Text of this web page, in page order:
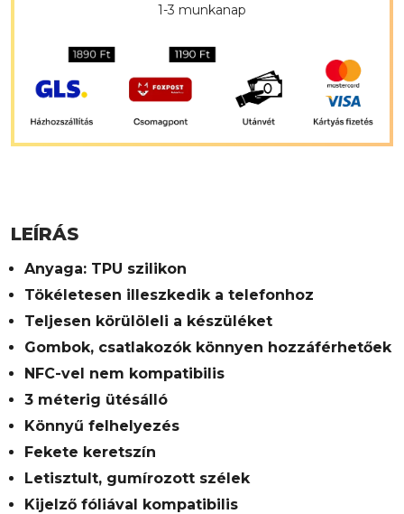
1-3 munkanap
LEÍRÁS
Anyaga: TPU szilikon
Tökéletesen illeszkedik a telefonhoz
Teljesen körülöleli a készüléket
Gombok, csatlakozók könnyen hozzáférhetőek
NFC-vel nem kompatibilis
3 méterig ütésálló
Könnyű felhelyezés
Fekete keretszín
Letisztult, gumírozott szélek
Kijelző fóliával kompatibilis